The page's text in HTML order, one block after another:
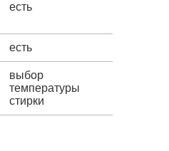
есть
есть
выбор
температуры
стирки